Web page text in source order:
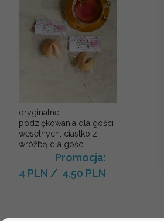
oryginalne
podziękowania dla gości
weselnych, ciastko z
wróżbą dla gości
Promocja:
4 PLN /4.50 PLN